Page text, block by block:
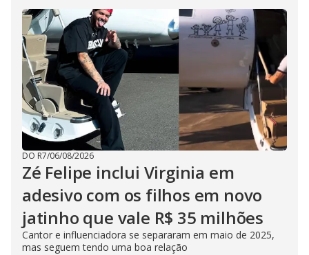
DO R7/06/08/2026
Zé Felipe inclui Virginia em
adesivo com os filhos em novo
jatinho que vale R$ 35 milhões
Cantor e influenciadora se separaram em maio de 2025,
mas seguem tendo uma boa relação